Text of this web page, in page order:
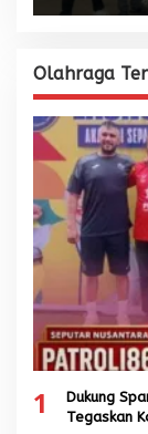
Olahraga
1
Dukung
Tegaskan